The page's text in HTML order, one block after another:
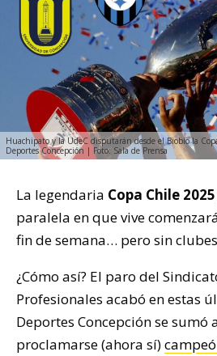
Huachipato y la UdeC disputarán desde el Biobío la
Deportes Concepción | Foto: Sala de Prensa
La legendaria Copa Chile 2025
paralela en que vive
fin de semana… pero sin
¿Cómo así? El paro del
Profesionales acabó en estas
Deportes Concepción se sumó
proclamarse (ahora sí)